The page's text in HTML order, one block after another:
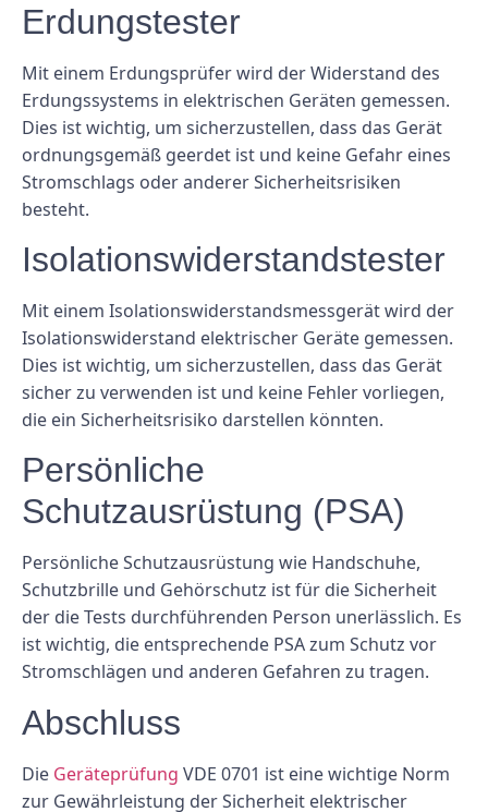
Erdungstester
Mit einem Erdungsprüfer wird der Widerstand des
Erdungssystems in elektrischen Geräten gemessen.
Dies ist wichtig, um sicherzustellen, dass das Gerät
ordnungsgemäß geerdet ist und keine Gefahr eines
Stromschlags oder anderer Sicherheitsrisiken
besteht.
Isolationswiderstandstester
Mit einem Isolationswiderstandsmessgerät wird der
Isolationswiderstand elektrischer Geräte gemessen.
Dies ist wichtig, um sicherzustellen, dass das Gerät
sicher zu verwenden ist und keine Fehler vorliegen,
die ein Sicherheitsrisiko darstellen könnten.
Persönliche
Schutzausrüstung (PSA)
Persönliche Schutzausrüstung wie Handschuhe,
Schutzbrille und Gehörschutz ist für die Sicherheit
der die Tests durchführenden Person unerlässlich. Es
ist wichtig, die entsprechende PSA zum Schutz vor
Stromschlägen und anderen Gefahren zu tragen.
Abschluss
Die Geräteprüfung VDE 0701 ist eine wichtige Norm
zur Gewährleistung der Sicherheit elektrischer